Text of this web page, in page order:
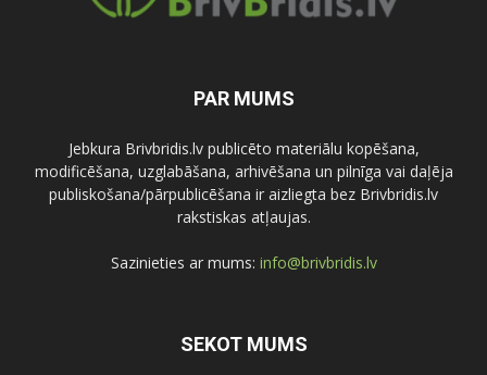
PAR MUMS
Jebkura Brivbridis.lv publicēto materiālu kopēšana,
modificēšana, uzglabāšana, arhivēšana un pilnīga vai daļēja
publiskošana/pārpublicēšana ir aizliegta bez Brivbridis.lv
rakstiskas atļaujas.
Sazinieties ar mums: info@brivbridis.lv
SEKOT MUMS